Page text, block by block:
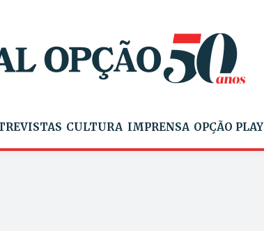
CULTURA IMPRENSA OPÇÃO PLAY